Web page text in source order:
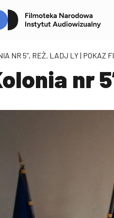
NR 5”, REŻ. LADJ LY| POKAZ
nr